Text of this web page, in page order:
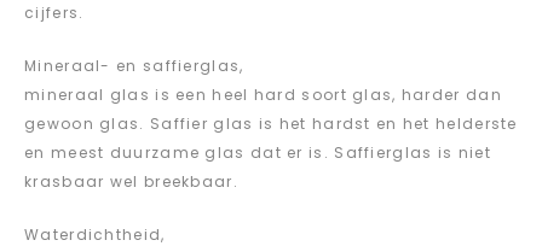
cijfers.
Mineraal- en saffierglas,
mineraal glas is een heel hard soort glas, harder dan
gewoon glas. Saffier glas is het hardst en het helderste
en meest duurzame glas dat er is. Saffierglas is niet
krasbaar wel breekbaar.
Waterdichtheid,